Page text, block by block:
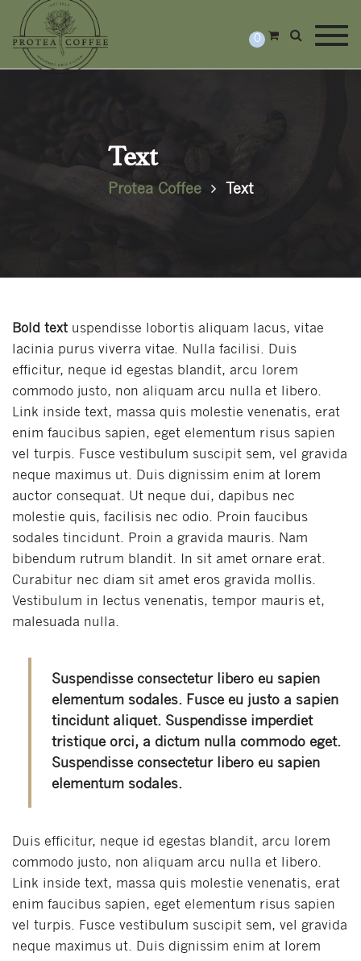
0
Text
Protea Coffee Text
Bold text uspendisse lobortis aliquam lacus, vitae
lacinia purus viverra vitae. Nulla facilisi. Duis
efficitur, neque id egestas blandit, arcu lorem
commodo justo, non aliquam arcu nulla et libero.
Link inside text, massa quis molestie venenatis, erat
enim faucibus sapien, eget elementum risus sapien
vel turpis. Fusce vestibulum suscipit sem, vel gravida
neque maximus ut. Duis dignissim enim at lorem
auctor consequat. Ut neque dui, dapibus nec
molestie quis, facilisis nec odio. Proin faucibus
sodales tincidunt. Proin a gravida mauris. Nam
bibendum rutrum blandit. In sit amet ornare erat.
Curabitur nec diam sit amet eros gravida mollis.
Vestibulum in lectus venenatis, tempor mauris et,
malesuada nulla.
Suspendisse consectetur libero eu sapien
elementum sodales. Fusce eu justo a sapien
tincidunt aliquet. Suspendisse imperdiet
tristique orci, a dictum nulla commodo eget.
Suspendisse consectetur libero eu sapien
elementum sodales.
Duis efficitur, neque id egestas blandit, arcu lorem
commodo justo, non aliquam arcu nulla et libero.
Link inside text, massa quis molestie venenatis, erat
enim faucibus sapien, eget elementum risus sapien
vel turpis. Fusce vestibulum suscipit sem, vel gravida
neque maximus ut. Duis dignissim enim at lorem